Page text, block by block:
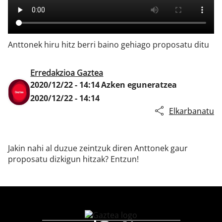
Anttonek hiru hitz berri baino gehiago proposatu ditu
Erredakzioa Gaztea
2020/12/22 - 14:14Azken eguneratzea
2020/12/22 - 14:14
Elkarbanatu
Jakin nahi al duzue zeintzuk diren Anttonek gaur
proposatu dizkigun hitzak? Entzun!